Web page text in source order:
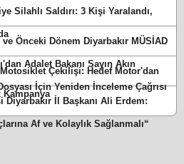
Silahlı Saldırı: 3 Kişi Yaralandı,
ve Önceki Dönem Diyarbakır MÜSİAD
Adalet Bakanı Sayın Akın
İçin Yeniden İnceleme Çağrısı
Çekilişi: Hedef Motor'dan
Diyarbakır İl Başkanı Ali Erdem:
Af ve Kolaylık Sağlanmalı“